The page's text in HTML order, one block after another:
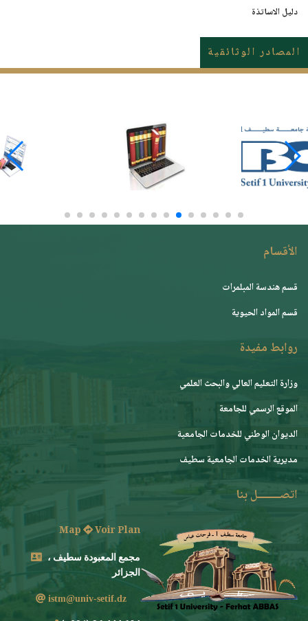
دليل الاساتذة
المصادر الوثائقية
الأقسام
قسم هندسة المبلمرات
قسم المواد الحيوية
روابط مفيدة
وزارة التعليم العالي والبحث العلمي
الموقع الرسمي للجامعة
ﺍﻟﺪﻳﻮﺍﻥ ﺍﻟﻮﻃﻨﻲ ﻟﻠﺨﺪﻣﺎﺕ ﺍﻟﺠﺎﻣﻌﻴﺔ
مديرية الخدمات الجامعية سطيف
اتصــــــــل بنا
Map Voir Plan
مجمع المعبودة سطيف ،
الجزائر
istm@univ-setif.dz